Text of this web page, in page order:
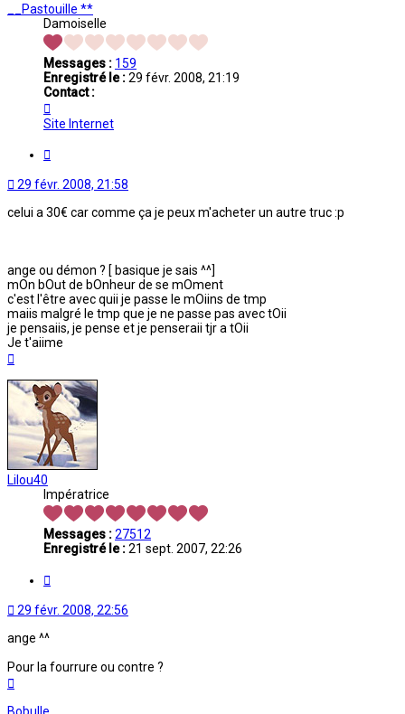
__Pastouille **
Damoiselle
Messages : 159
Enregistré le :29 févr. 2008, 21:19
Contact :
__Pastouille
**
Site Internet
29 févr. 2008, 21:58
celui a 30€ car comme ça je peux m'acheter un autre truc :p
ange ou démon ? [ basique je sais ^^]
mOn bOut de bOnheur de se mOment
c'est l'être avec quii je passe le mOiins de tmp
maiis malgré le tmp que je ne passe pas avec tOii
je pensaiis, je pense et je penseraii tjr a tOii
Je t'aiime
Lilou40
Impératrice
Messages :27512
Enregistré le :21 sept. 2007, 22:26
29 févr. 2008, 22:56
ange ^^
Pour la fourrure ou contre ?
Bobulle